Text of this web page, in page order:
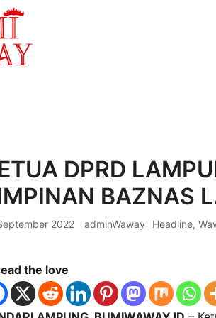
DPRD
BAZNAS
2022 adminWaway Headline,
the love